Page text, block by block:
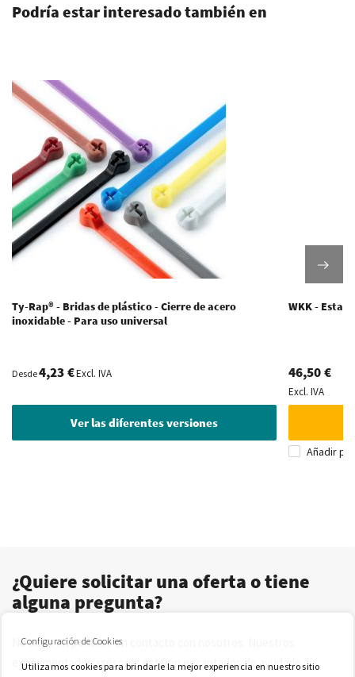
Podría estar interesado también en
Ty-Rap® - Bridas de plástico - Cierre de acero
inoxidable - Para uso universal
Desde4,23 €Excl. IVA
Ver las diferentes versiones
WKK -
46,50 €
Excl. IVA
Añadir
¿Quiere solicitar una oferta o tiene
alguna pregunta?
No dude en ponerse en contacto con nosotros. Nuestros
experimentados asesores estarán encantados de ayudarle.
Configuración de Cookies
Utilizamos cookies para brindarle la mejor experiencia en nuestro sitio